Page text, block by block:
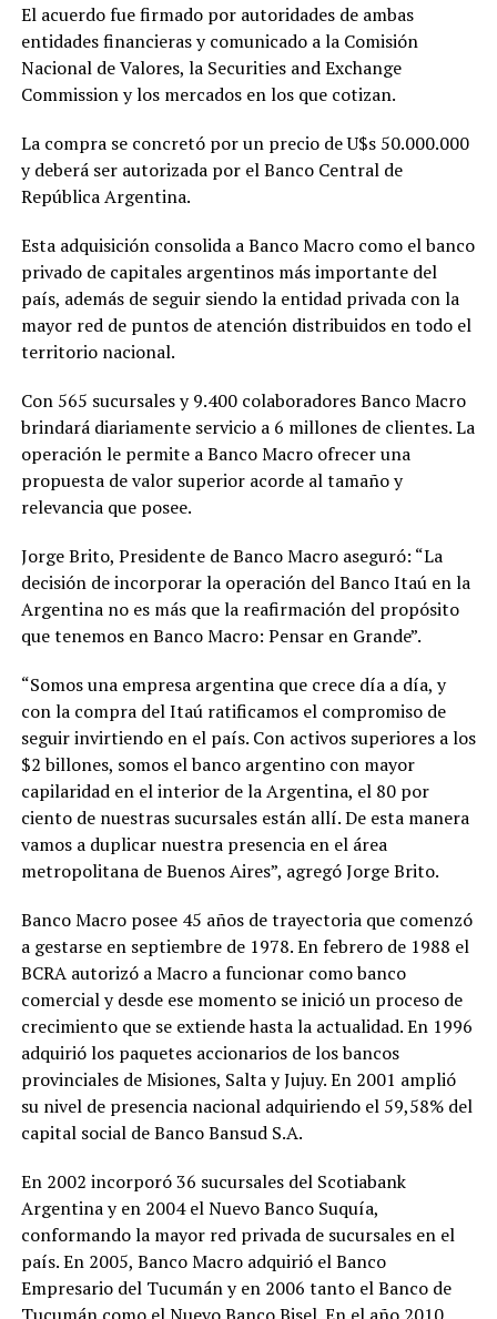
El acuerdo fue firmado por autoridades de ambas
entidades financieras y comunicado a la Comisión
Nacional de Valores, la Securities and Exchange
Commission y los mercados en los que cotizan.
La compra se concretó por un precio de U$s 50.000.000
y deberá ser autorizada por el Banco Central de
República Argentina.
Esta adquisición consolida a Banco Macro como el banco
privado de capitales argentinos más importante del
país, además de seguir siendo la entidad privada con la
mayor red de puntos de atención distribuidos en todo el
territorio nacional.
Con 565 sucursales y 9.400 colaboradores Banco Macro
brindará diariamente servicio a 6 millones de clientes. La
operación le permite a Banco Macro ofrecer una
propuesta de valor superior acorde al tamaño y
relevancia que posee.
Jorge Brito, Presidente de Banco Macro aseguró: “La
decisión de incorporar la operación del Banco Itaú en la
Argentina no es más que la reafirmación del propósito
que tenemos en Banco Macro: Pensar en Grande”.
“Somos una empresa argentina que crece día a día, y
con la compra del Itaú ratificamos el compromiso de
seguir invirtiendo en el país. Con activos superiores a los
$2 billones, somos el banco argentino con mayor
capilaridad en el interior de la Argentina, el 80 por
ciento de nuestras sucursales están allí. De esta manera
vamos a duplicar nuestra presencia en el área
metropolitana de Buenos Aires”, agregó Jorge Brito.
Banco Macro posee 45 años de trayectoria que comenzó
a gestarse en septiembre de 1978. En febrero de 1988 el
BCRA autorizó a Macro a funcionar como banco
comercial y desde ese momento se inició un proceso de
crecimiento que se extiende hasta la actualidad. En 1996
adquirió los paquetes accionarios de los bancos
provinciales de Misiones, Salta y Jujuy. En 2001 amplió
su nivel de presencia nacional adquiriendo el 59,58% del
capital social de Banco Bansud S.A.
En 2002 incorporó 36 sucursales del Scotiabank
Argentina y en 2004 el Nuevo Banco Suquía,
conformando la mayor red privada de sucursales en el
país. En 2005, Banco Macro adquirió el Banco
Empresario del Tucumán y en 2006 tanto el Banco de